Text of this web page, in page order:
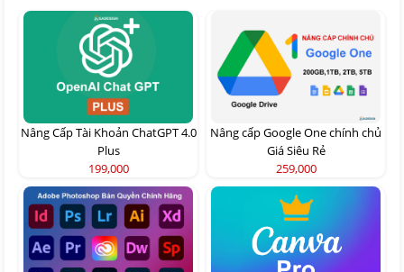
Nâng Cấp Tài Khoản ChatGPT 4.0
Plus
199,000
Nâng cấp Google One chính chủ
Giá Siêu Rẻ
259,000